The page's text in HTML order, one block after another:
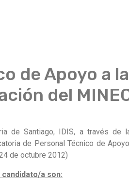
de Apoyo a la
del
de Santiago, IDIS, a través de
de Personal Técnico de
de octubre 2012)
a son: